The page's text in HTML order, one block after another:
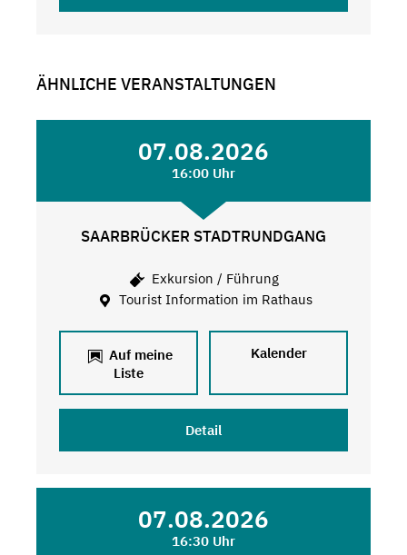
ÄHNLICHE VERANSTALTUNGEN
07.08.2026
16:00 Uhr
SAARBRÜCKER STADTRUNDGANG
Exkursion / Führung
Tourist Information im Rathaus
Auf meine
Liste
Kalender
Detail
07.08.2026
16:30 Uhr